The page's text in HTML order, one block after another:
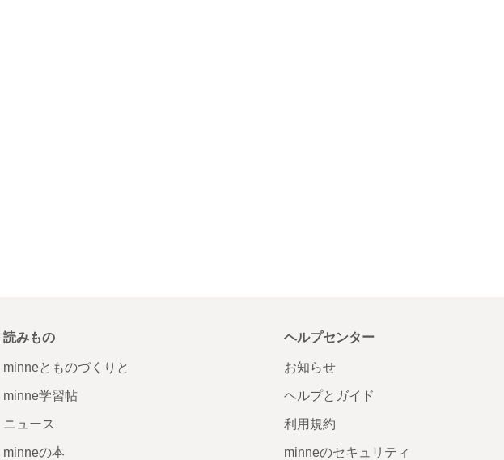
読みもの
minneとものづくりと
minne学習帖
ニュース
minneの本
ヘルプセンター
お知らせ
ヘルプとガイド
利用規約
minneのセキュリティ